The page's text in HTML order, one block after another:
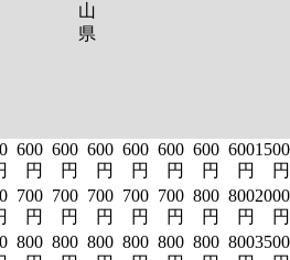
山
県
600
円
600
円
600
円
600
円
600
円
600
円
600
円
1500
円
700
円
700
円
700
円
700
円
700
円
800
円
800
円
2000
円
800 800 800 800 800 800 8003500